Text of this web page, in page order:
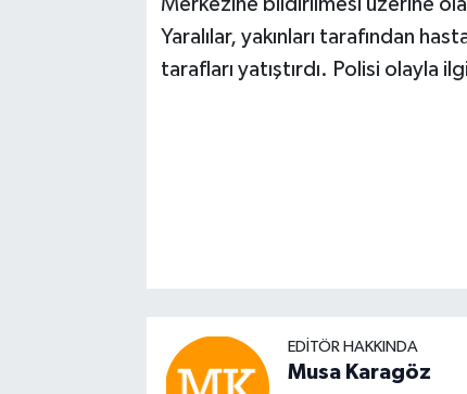
Yaralılar, yakınları tarafından
tarafları yatıştırdı. Polisi olayla
EDITÖR HAKKINDA
Musa Karagöz